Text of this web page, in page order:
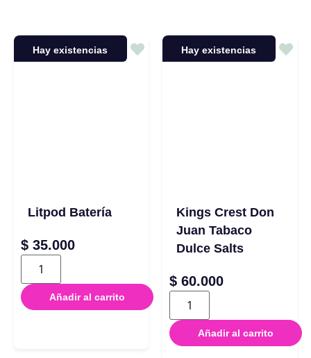
Hay existencias
Litpod Batería
$ 35.000
Añadir al carrito
Hay existencias
Kings Crest Don
Juan Tabaco
Dulce Salts
$ 60.000
Añadir al carrito